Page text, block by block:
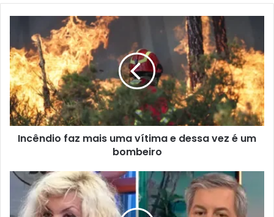
Incêndio faz mais uma vítima e dessa vez é um
bombeiro